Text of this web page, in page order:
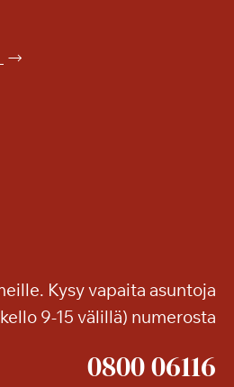
Kysy vapaita asuntoja
9-15 välillä) numerosta
0800 06116